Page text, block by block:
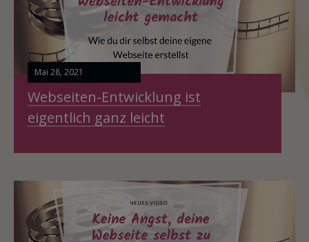
Mai 28, 2021
Webseiten-Entwicklung ist
eigentlich ganz leicht